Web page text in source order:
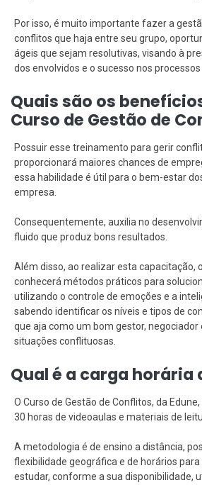
Por isso, é muito importante fazer a
conflitos que haja entre seu grupo,
ágeis que sejam resolutivas, visando à
dos envolvidos e o sucesso nos processos
Quais são os
Curso de Gestão de
Possuir esse treinamento para gerir
proporcionará maiores chances de
essa habilidade é útil para o bem-estar
empresa.
Consequentemente, auxilia no
fluido que produz bons resultados.
Além disso, ao realizar esta capacitação,
conhecerá métodos práticos para
utilizando o controle de emoções e a
sabendo identificar os níveis e tipos de
que aja como um bom gestor,
situações conflituosas.
Qual é a carga horária
O Curso de Gestão de Conflitos, da
30 horas de videoaulas e materiais de
A metodologia é de ensino a distância,
flexibilidade geográfica e de horários para
estudar, conforme a sua disponibilidade,